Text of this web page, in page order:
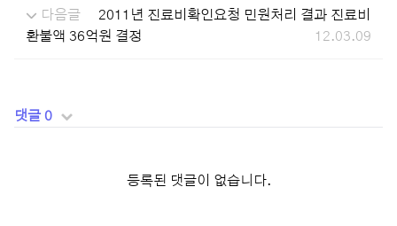
다음글
2011년 진료비확인요청 민원처리 결과 진료비
환불액 36억원 결정
12.03.09
댓글 0
등록된 댓글이 없습니다.